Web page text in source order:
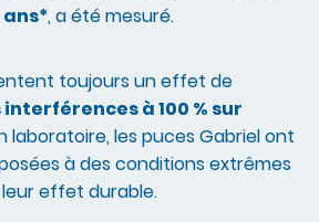
ans*, a été mesuré.
toujours un effet de
à 100 % sur
laboratoire, les puces Gabriel ont
à des conditions extrêmes
effet durable.